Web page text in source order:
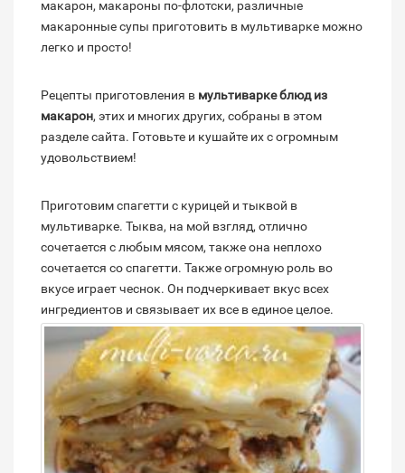
макарон, макароны по-флотски, различные
макаронные супы приготовить в мультиварке можно
легко и просто!
Рецепты приготовления в мультиварке блюд из
макарон, этих и многих других, собраны в этом
разделе сайта. Готовьте и кушайте их с огромным
удовольствием!
Приготовим спагетти с курицей и тыквой в
мультиварке. Тыква, на мой взгляд, отлично
сочетается с любым мясом, также она неплохо
сочетается со спагетти. Также огромную роль во
вкусе играет чеснок. Он подчеркивает вкус всех
ингредиентов и связывает их все в единое целое.